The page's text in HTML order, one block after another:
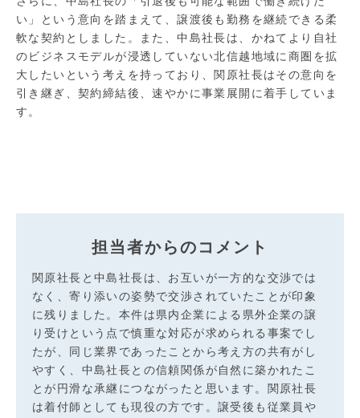
い」という意向を踏まえて、譲渡後も勤務を継続できる柔
軟な契約としました。また、中島社長は、かねてより自社
のビジネスモデルが浸透していない北信越地域に商圏を拡
大したいという考えを持っており、関原社長はその意向を
引き継ぎ、契約締結後、速やかに事業展開に着手していま
す。
担当者からのコメント
関原社長と中島社長は、お互いが一方的な交渉では
なく、寄り添いの姿勢で交渉されていたことが印象
に残りました。本件は県内企業による県外企業の譲
り受けという点で慎重な対応が求められる事案でし
たが、同じ業界であったことから考え方の共有がし
やすく、中島社長との信頼関係が自然に築かれたこ
とが円滑な承継につながったと思います。関原社長
は着付師としても現役の方です。譲受後も従業員や